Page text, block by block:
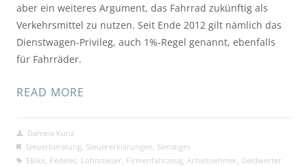
aber ein weiteres Argument, das Fahrrad zukünftig als
Verkehrsmittel zu nutzen. Seit Ende 2012 gilt nämlich das
Dienstwagen-Privileg, auch 1%-Regel genannt, ebenfalls
für Fahrräder.
READ MORE
Daniela Kunz
Steuerberatung Steuererklärungen Sonstiges
EBike, Pedelec, Lohnsteuer Firmenfahrzeug Arbeitnehmer Geldwerter